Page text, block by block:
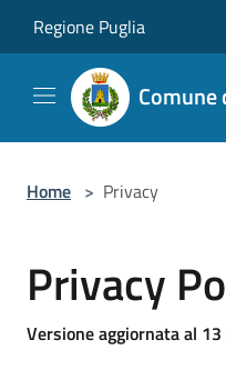
Regione Puglia
Home > Privacy
Privacy
Versione aggiornata al